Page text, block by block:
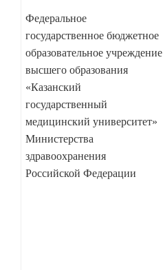
Федеральное
государственное бюджетное
образовательное учреждение
высшего образования
«Казанский
государственный
медицинский университет»
Министерства
здравоохранения
Российской Федерации